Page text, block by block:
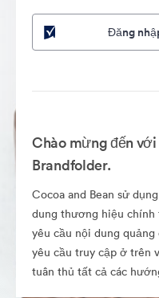
Đăng
Chào mừng đến
Brandfolder.
Cocoa and Bean sử
dung thương hiệu
yêu cầu nội dung
yêu cầu truy cập ở trên
tuân thủ tất cả các